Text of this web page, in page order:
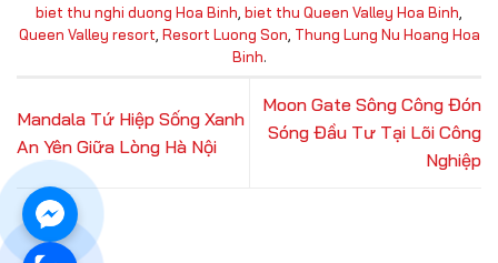
biet thu nghi duong Hoa Binh biet thu Queen Valley Hoa Binh
Queen Valley resort Resort Luong Son Thung Lung Nu Hoang Hoa
Binh.
Mandala Tứ Hiệp Sống Xanh
An Yên Giữa Lòng Hà Nội
Moon Gate Sông Công Đón
Sóng Đầu Tư Tại Lõi Công
Nghiệp